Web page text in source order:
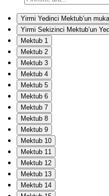
Yirmi Yedinci Mektub’un
Yirmi Sekizinci Mektub’un
Mektub 1
Mektub 2
Mektub 3
Mektub 4
Mektub 5
Mektub 6
Mektub 7
Mektub 8
Mektub 9
Mektub 10
Mektub 11
Mektub 12
Mektub 13
Mektub 14